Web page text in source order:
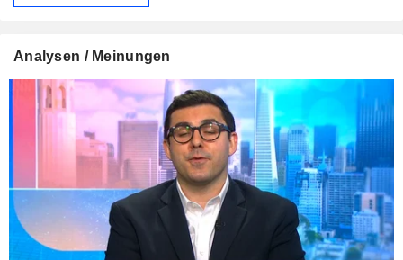
Analysen / Meinungen